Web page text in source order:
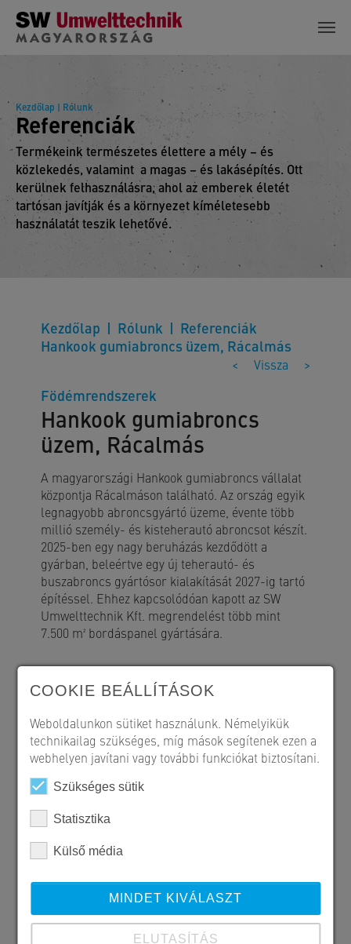
Skip to main content
Kezdőlap | Rólunk
Referenciák
Termékeink természetes élettere a mély – és
közlekedés, valamint a magas – és lakásépítés. Ott
kerülnek felhasználásra, ahol az emberek életét
tartósan javítják és a környezet kíméletesebb
használatát teszik lehetővé.
Kezdőlap Rólunk
Referenciák
Hankook gumiabroncs üzem, Rácalmás
< Vissza >
Födémrendszerek
Hankook gumiabroncs
üzem, Rácalmás
A magyarországi Hankook gumiabroncs vállalat
központja Rácalmáson található. Az ország egyik
legnagyobb abroncsgyártó üzeme, évente több
millió személy- és kisteherautó abroncsot készít.
2025-ben egy nagy beruházás kezdődött a
gyárban, beleértve egy új teherautó- és
buszabroncs gyártósor kialakítását 2027-ig tartó
építéssel. Ehhez kapcsolódóan kapott az SW
Umwelttechnik Kft. megrendelést több mint
7.500 m² bordáspanel gyártására.
COOKIE BEÁLLÍTÁSOK
Weboldalunkon sütiket használunk. Némelyikük
technikailag szükséges, míg mások segítenek ezen a
webhelyen javítani vagy további funkciókat biztosítani.
Szükséges sütik
Statisztika
Külső média
MINDET KIVÁLASZT
ELUTASÍTÁS